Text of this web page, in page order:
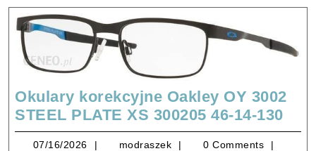
Okulary korekcyjne Oakley OY 3002
STEEL PLATE XS 300205 46-14-130
07/16/2026 07/16/2026
modraszek modraszek
0 Comments